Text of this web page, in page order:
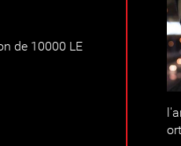
de 10000 LE